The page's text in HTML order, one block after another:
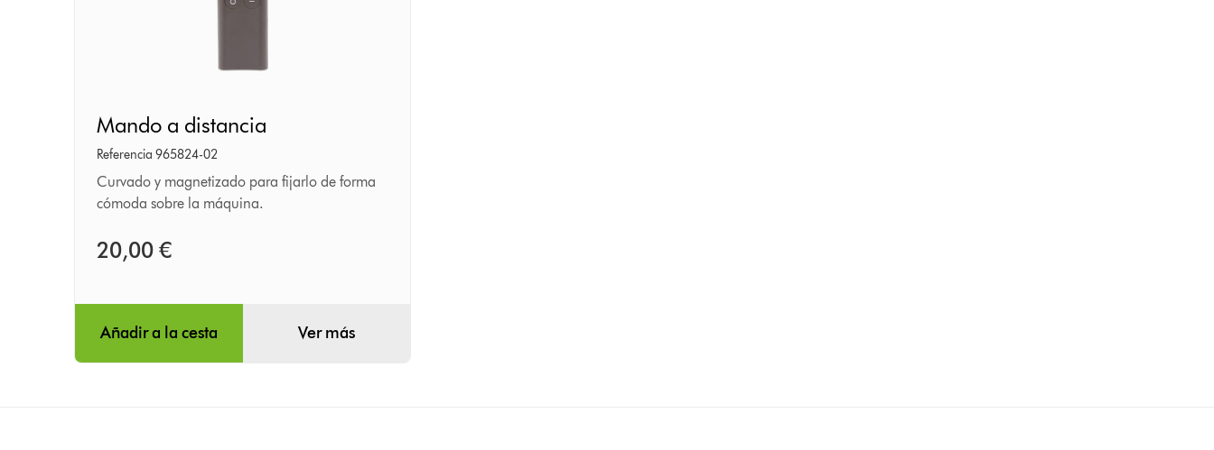
a
distancia
Mando a distancia
Referencia 965824-02
Curvado y magnetizado para fijarlo de forma
cómoda sobre la máquina.
20,00 €
Añadir a la cesta Ver más